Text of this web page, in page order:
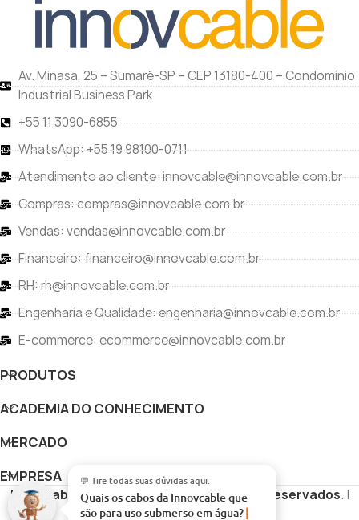
💬 Tire todas suas dúvidas aqui.
Quais os cabos da Innovcable que
são para uso submerso em água?
Av. Minasa, 25 – Sumaré-SP – CEP 13180-400 – Condominio
Industrial Business Park
+55 11 3090-6855
WhatsApp: +55 19 98100-0711
Atendimento ao cliente: innovcable@innovcable.com.br
Compras: compras@innovcable.com.br
Vendas: vendas@innovcable.com.br
Financeiro: financeiro@innovcable.com.br
RH: rh@innovcable.com.br
Engenharia e Qualidade: engenharia@innovcable.com.br
E-commerce: ecommerce@innovcable.com.br
PRODUTOS
ACADEMIA DO CONHECIMENTO
MERCADO
EMPRESA
Innovcable Copyright Todos os direitos reservados. |
Desenvolvido porVértice Digital